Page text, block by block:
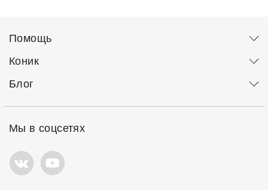
Помощь
Коник
Блог
Мы в соцсетях